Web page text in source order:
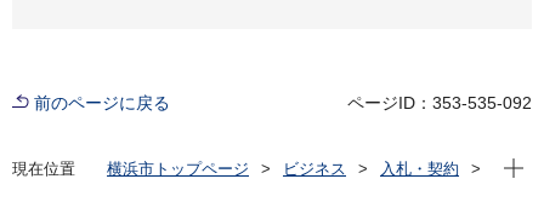
前のページに戻る ページID：353-535-092
現在位置 横浜市トップページ ビジネス
入札・契約
現在